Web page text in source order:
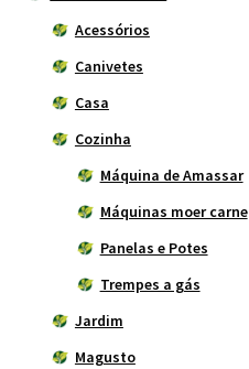
Acessórios
Canivetes
Casa
Cozinha
Máquina de Amassar
Máquinas moer carne
Panelas e Potes
Trempes a gás
Jardim
Magusto